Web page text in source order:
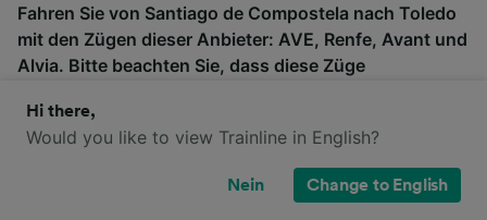
Fahren Sie von Santiago de Compostela nach Toledo
mit den Zügen dieser Anbieter: AVE, Renfe, Avant und
Alvia. Bitte beachten Sie, dass diese Züge
Compostela nach Toledo fahren, also überprüfen Sie,
ob Sie auf der Fahrt umsteigen müssen, wenn Sie
Hi there,
Would you like to view Trainline in English?
Nein Change to English